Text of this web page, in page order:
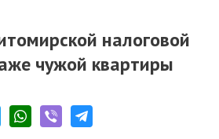
налоговой
чужой квартиры